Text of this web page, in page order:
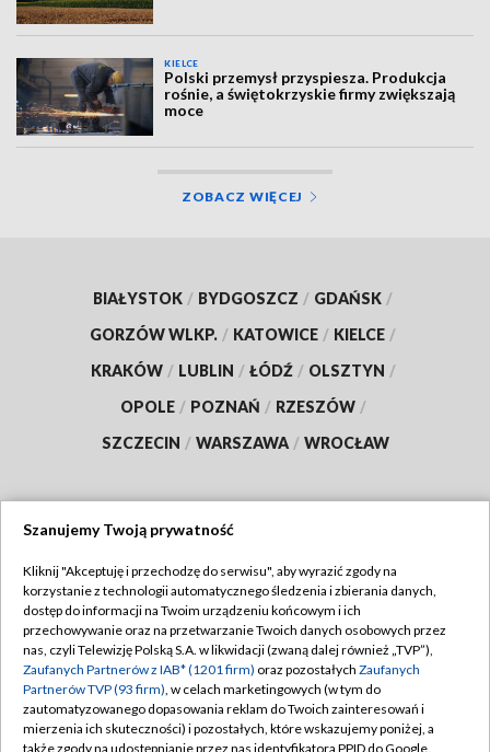
KIELCE
Polski przemysł przyspiesza. Produkcja
rośnie, a świętokrzyskie firmy zwiększają
moce
ZOBACZ WIĘCEJ
BIAŁYSTOK / BYDGOSZCZ / GDAŃSK /
GORZÓW WLKP. / KATOWICE / KIELCE /
KRAKÓW / LUBLIN / ŁÓDŹ / OLSZTYN /
OPOLE / POZNAŃ / RZESZÓW /
SZCZECIN / WARSZAWA / WROCŁAW
TVP
Abonament TVP
Emisja w TVP
Centrum informacji TVP
Naziemna Telewizja Cyfrowa
Regulamin TVP
Polityka prywatności
Moje zgody
Pomoc
Szanujemy Twoją prywatność
Kliknij "Akceptuję i przechodzę do serwisu", aby wyrazić zgody na
korzystanie z technologii automatycznego śledzenia i zbierania danych,
dostęp do informacji na Twoim urządzeniu końcowym i ich
przechowywanie oraz na przetwarzanie Twoich danych osobowych przez
nas, czyli Telewizję Polską S.A. w likwidacji (zwaną dalej również „TVP”),
Zaufanych Partnerów z IAB* (1201 firm) oraz pozostałych Zaufanych
Partnerów TVP (93 firm), w celach marketingowych (w tym do
zautomatyzowanego dopasowania reklam do Twoich zainteresowań i
mierzenia ich skuteczności) i pozostałych, które wskazujemy poniżej, a
także zgody na udostępnianie przez nas identyfikatora PPID do Google.